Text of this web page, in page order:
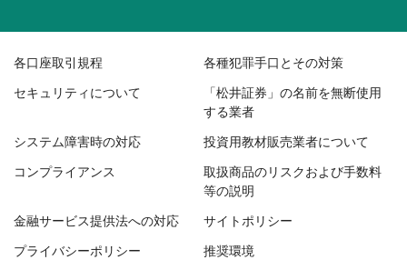
各口座取引規程 各種犯罪手口とその対策
セキュリティについて
「松井証券」の名前を無断使用
する業者
システム障害時の対応 投資用教材販売業者について
コンプライアンス
取扱商品のリスクおよび手数料
等の説明
金融サービス提供法への対応 サイトポリシー
プライバシーポリシー 推奨環境